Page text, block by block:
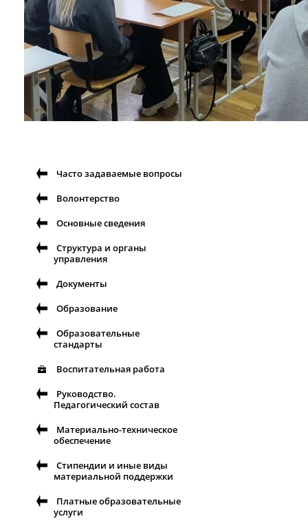
Часто задаваемые вопросы
Волонтерство
Основные сведения
Структура и органы
управления
Документы
Образование
Образовательные
стандарты
Воспитательная работа
Руководство.
Педагогический состав
Материально-техническое
обеспечение
Стипендии и иные виды
материальной поддержки
Платные образовательные
услуги